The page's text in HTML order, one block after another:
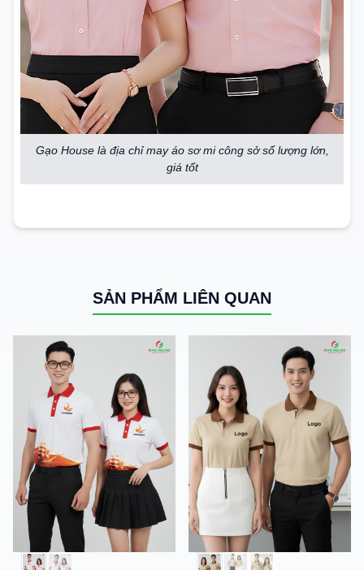
Gạo House là địa chỉ may áo sơ mi công sở số lượng lớn,
giá tốt
SẢN PHẨM LIÊN QUAN